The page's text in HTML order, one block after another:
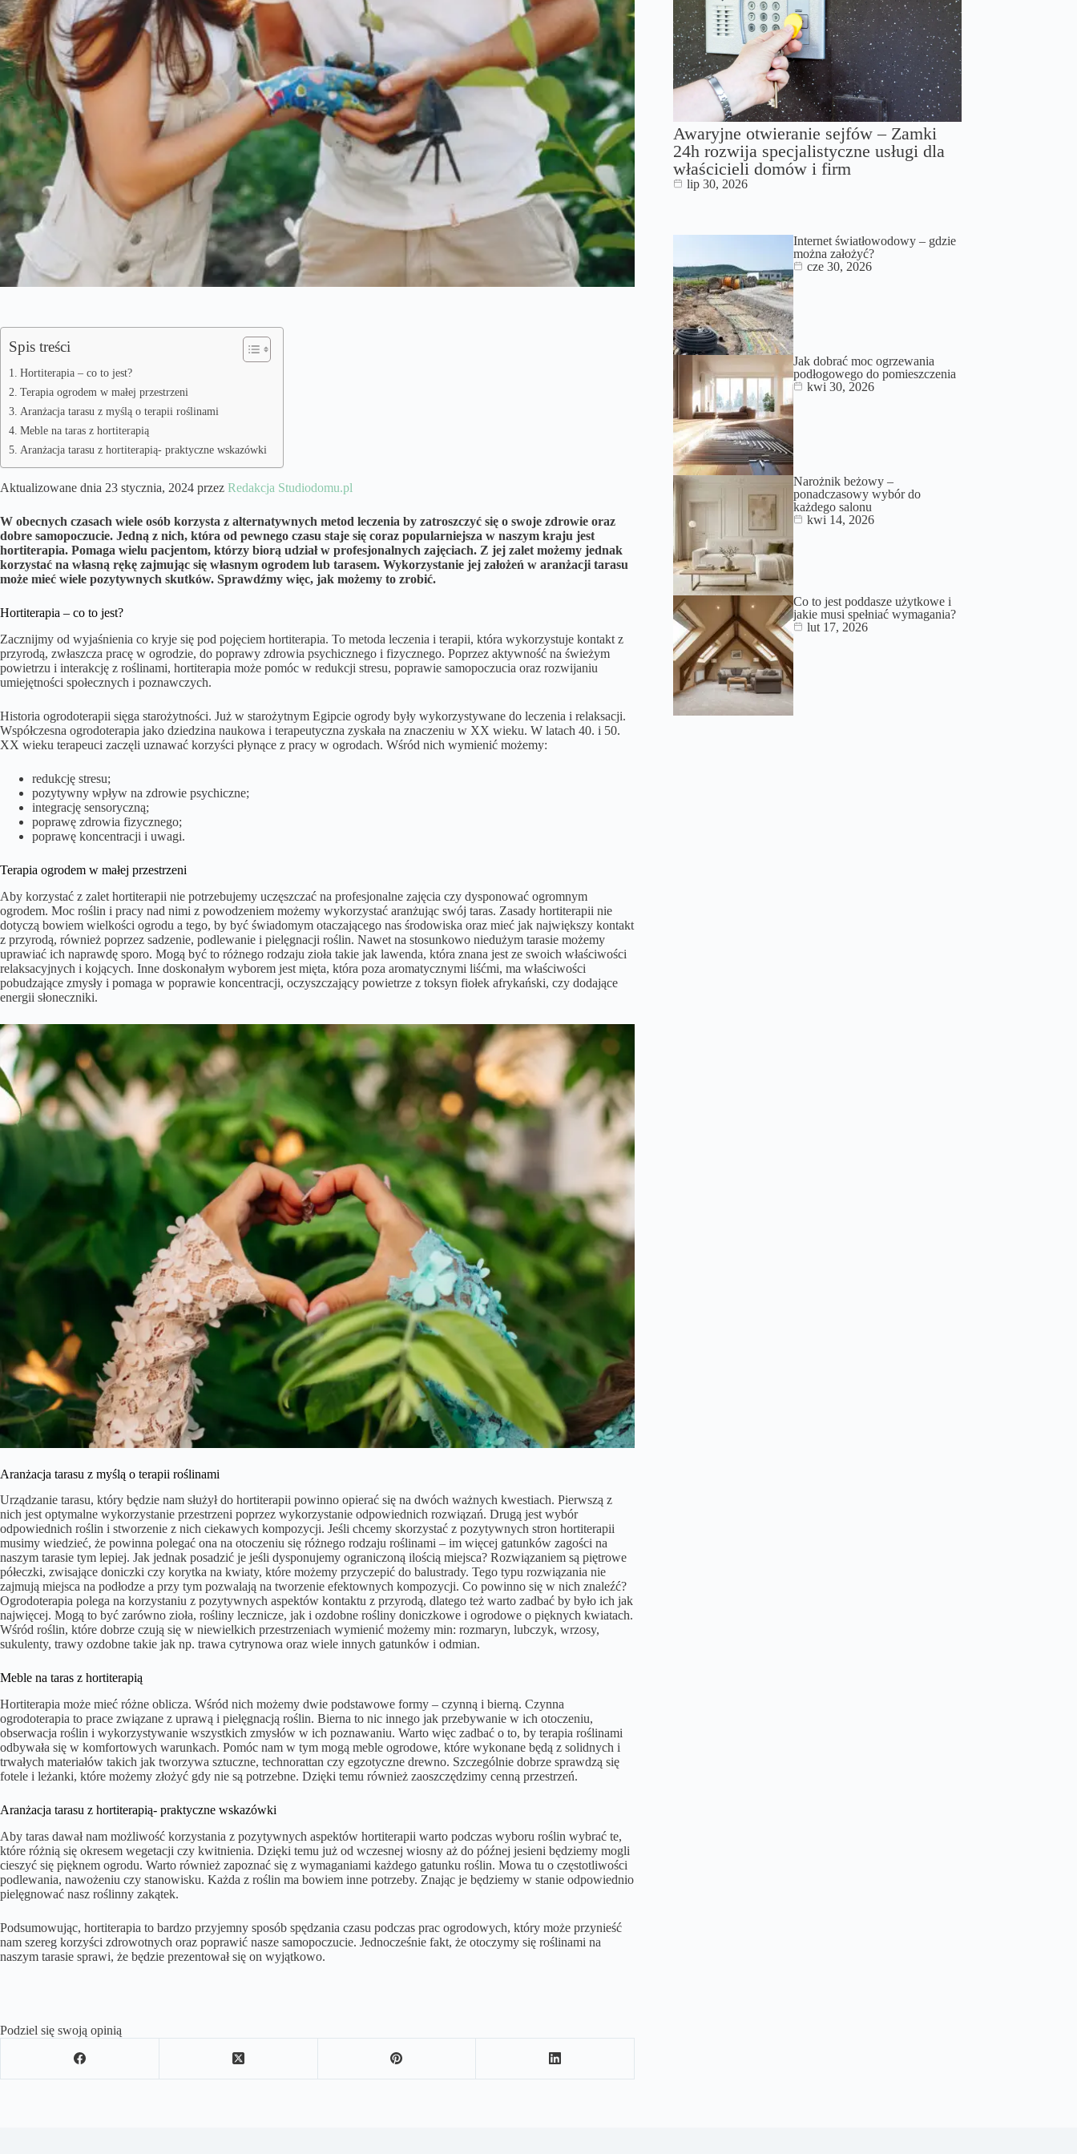
Spis treści
Hortiterapia – co to jest?
Terapia ogrodem w małej przestrzeni
Aranżacja tarasu z myślą o terapii roślinami
Meble na taras z hortiterapią
Aranżacja tarasu z hortiterapią- praktyczne wskazówki
Aktualizowane dnia 23 stycznia, 2024 przez Redakcja Studiodomu.pl
W obecnych czasach wiele osób korzysta z alternatywnych metod leczenia by zatroszczyć się o swoje zdrowie oraz
dobre samopoczucie. Jedną z nich, która od pewnego czasu staje się coraz popularniejsza w naszym kraju jest
hortiterapia. Pomaga wielu pacjentom, którzy biorą udział w profesjonalnych zajęciach. Z jej zalet możemy jednak
korzystać na własną rękę zajmując się własnym ogrodem lub tarasem. Wykorzystanie jej założeń w aranżacji tarasu
może mieć wiele pozytywnych skutków. Sprawdźmy więc, jak możemy to zrobić.
Hortiterapia – co to jest?
Zacznijmy od wyjaśnienia co kryje się pod pojęciem hortiterapia. To metoda leczenia i terapii, która wykorzystuje kontakt z
przyrodą, zwłaszcza pracę w ogrodzie, do poprawy zdrowia psychicznego i fizycznego. Poprzez aktywność na świeżym
powietrzu i interakcję z roślinami, hortiterapia może pomóc w redukcji stresu, poprawie samopoczucia oraz rozwijaniu
umiejętności społecznych i poznawczych.
Historia ogrodoterapii sięga starożytności. Już w starożytnym Egipcie ogrody były wykorzystywane do leczenia i relaksacji.
Współczesna ogrodoterapia jako dziedzina naukowa i terapeutyczna zyskała na znaczeniu w XX wieku. W latach 40. i 50.
XX wieku terapeuci zaczęli uznawać korzyści płynące z pracy w ogrodach. Wśród nich wymienić możemy:
redukcję stresu;
pozytywny wpływ na zdrowie psychiczne;
integrację sensoryczną;
poprawę zdrowia fizycznego;
poprawę koncentracji i uwagi.
Terapia ogrodem w małej przestrzeni
Aby korzystać z zalet hortiterapii nie potrzebujemy uczęszczać na profesjonalne zajęcia czy dysponować ogromnym
ogrodem. Moc roślin i pracy nad nimi z powodzeniem możemy wykorzystać aranżując swój taras. Zasady hortiterapii nie
dotyczą bowiem wielkości ogrodu a tego, by być świadomym otaczającego nas środowiska oraz mieć jak największy kontakt
z przyrodą, również poprzez sadzenie, podlewanie i pielęgnacji roślin. Nawet na stosunkowo niedużym tarasie możemy
uprawiać ich naprawdę sporo. Mogą być to różnego rodzaju zioła takie jak lawenda, która znana jest ze swoich właściwości
relaksacyjnych i kojących. Inne doskonałym wyborem jest mięta, która poza aromatycznymi liśćmi, ma właściwości
pobudzające zmysły i pomaga w poprawie koncentracji, oczyszczający powietrze z toksyn fiołek afrykański, czy dodające
energii słoneczniki.
Aranżacja tarasu z myślą o terapii roślinami
Urządzanie tarasu, który będzie nam służył do hortiterapii powinno opierać się na dwóch ważnych kwestiach. Pierwszą z
nich jest optymalne wykorzystanie przestrzeni poprzez wykorzystanie odpowiednich rozwiązań. Drugą jest wybór
odpowiednich roślin i stworzenie z nich ciekawych kompozycji. Jeśli chcemy skorzystać z pozytywnych stron hortiterapii
musimy wiedzieć, że powinna polegać ona na otoczeniu się różnego rodzaju roślinami – im więcej gatunków zagości na
naszym tarasie tym lepiej. Jak jednak posadzić je jeśli dysponujemy ograniczoną ilością miejsca? Rozwiązaniem są piętrowe
półeczki, zwisające doniczki czy korytka na kwiaty, które możemy przyczepić do balustrady. Tego typu rozwiązania nie
zajmują miejsca na podłodze a przy tym pozwalają na tworzenie efektownych kompozycji. Co powinno się w nich znaleźć?
Ogrodoterapia polega na korzystaniu z pozytywnych aspektów kontaktu z przyrodą, dlatego też warto zadbać by było ich jak
najwięcej. Mogą to być zarówno zioła, rośliny lecznicze, jak i ozdobne rośliny doniczkowe i ogrodowe o pięknych kwiatach.
Wśród roślin, które dobrze czują się w niewielkich przestrzeniach wymienić możemy min: rozmaryn, lubczyk, wrzosy,
sukulenty, trawy ozdobne takie jak np. trawa cytrynowa oraz wiele innych gatunków i odmian.
Meble na taras z hortiterapią
Hortiterapia może mieć różne oblicza. Wśród nich możemy dwie podstawowe formy – czynną i bierną. Czynna
ogrodoterapia to prace związane z uprawą i pielęgnacją roślin. Bierna to nic innego jak przebywanie w ich otoczeniu,
obserwacja roślin i wykorzystywanie wszystkich zmysłów w ich poznawaniu. Warto więc zadbać o to, by terapia roślinami
odbywała się w komfortowych warunkach. Pomóc nam w tym mogą meble ogrodowe, które wykonane będą z solidnych i
trwałych materiałów takich jak tworzywa sztuczne, technorattan czy egzotyczne drewno. Szczególnie dobrze sprawdzą się
fotele i leżanki, które możemy złożyć gdy nie są potrzebne. Dzięki temu również zaoszczędzimy cenną przestrzeń.
Aranżacja tarasu z hortiterapią- praktyczne wskazówki
Aby taras dawał nam możliwość korzystania z pozytywnych aspektów hortiterapii warto podczas wyboru roślin wybrać te,
które różnią się okresem wegetacji czy kwitnienia. Dzięki temu już od wczesnej wiosny aż do późnej jesieni będziemy mogli
cieszyć się pięknem ogrodu. Warto również zapoznać się z wymaganiami każdego gatunku roślin. Mowa tu o częstotliwości
podlewania, nawożeniu czy stanowisku. Każda z roślin ma bowiem inne potrzeby. Znając je będziemy w stanie odpowiednio
pielęgnować nasz roślinny zakątek.
Podsumowując, hortiterapia to bardzo przyjemny sposób spędzania czasu podczas prac ogrodowych, który może przynieść
nam szereg korzyści zdrowotnych oraz poprawić nasze samopoczucie. Jednocześnie fakt, że otoczymy się roślinami na
naszym tarasie sprawi, że będzie prezentował się on wyjątkowo.
Podziel się swoją opinią
Awaryjne otwieranie sejfów – Zamki
24h rozwija specjalistyczne usługi dla
właścicieli domów i firm
lip 30, 2026
Internet światłowodowy – gdzie
można założyć?
cze 30, 2026
Jak dobrać moc ogrzewania
podłogowego do pomieszczenia
kwi 30, 2026
Narożnik beżowy –
ponadczasowy wybór do
każdego salonu
kwi 14, 2026
Co to jest poddasze użytkowe i
jakie musi spełniać wymagania?
lut 17, 2026